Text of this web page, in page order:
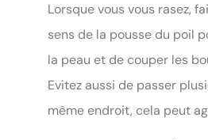
Lorsque vous vous rasez,
sens de la pousse du poil
la peau et de couper les
Evitez aussi de passer
même endroit, cela peut